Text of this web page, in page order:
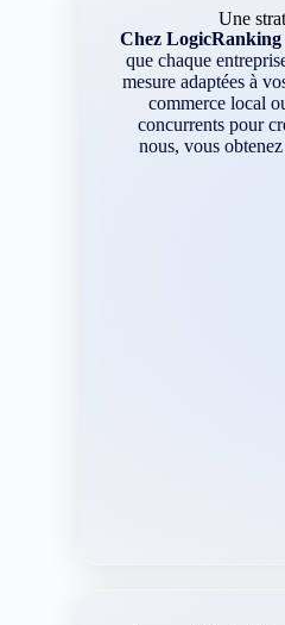
Une
Chez LogicRanking
que chaque
mesure adaptées à
commerce local
concurrents pour
nous, vous